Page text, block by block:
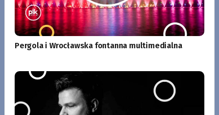
Pergola i Wrocławska fontanna multimedialna